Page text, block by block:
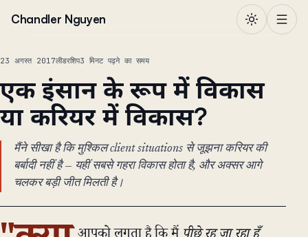
Chandler Nguyen
23 अगस्त 2017लीडरशिप3 मिनट पढ़ने का समय
एक इंसान के रूप में विकास
या करियर में विकास?
मैंने सीखा है कि मुश्किल client situations से जूझना करियर की
बर्बादी नहीं है — यहीं सबसे गहरा विकास होता है, और अक्सर आगे
चलकर बड़ी जीत मिलती है।